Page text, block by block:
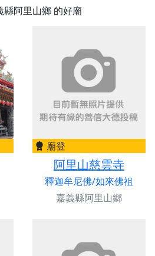
縣阿里山鄉 的好廟
廟登
阿里山慈雲寺
釋迦牟尼佛/如來佛祖
嘉義縣阿里山鄉